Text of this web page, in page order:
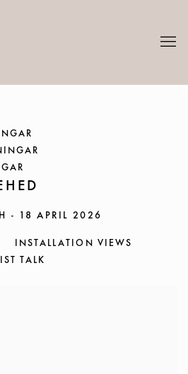
- 18 APRIL 2026
INSTALLATION VIEWS
TALK